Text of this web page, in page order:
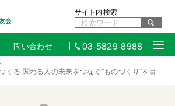
サイト内検索
問い合わせ 03-5829-8988
る 関わる人の未来をつなぐ"ものづくり"を目